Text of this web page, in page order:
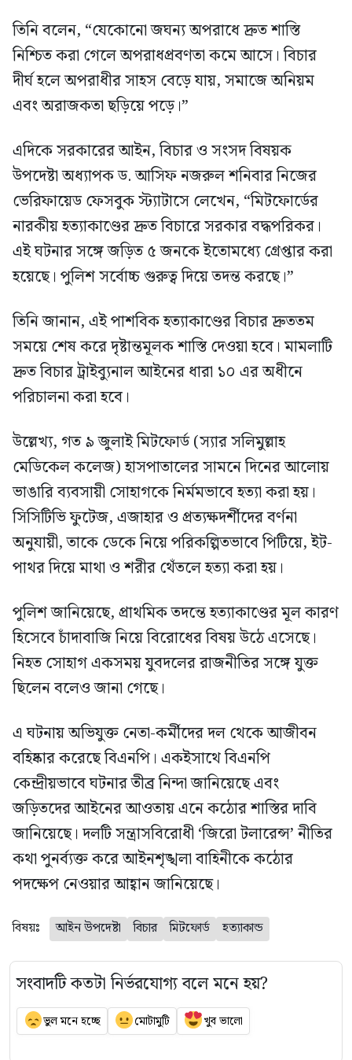
তিনি বলেন, “যেকোনো জঘন্য অপরাধে দ্রুত শাস্তি
নিশ্চিত করা গেলে অপরাধপ্রবণতা কমে আসে। বিচার
দীর্ঘ হলে অপরাধীর সাহস বেড়ে যায়, সমাজে অনিয়ম
এবং অরাজকতা ছড়িয়ে পড়ে।”
এদিকে সরকারের আইন, বিচার ও সংসদ বিষয়ক
উপদেষ্টা অধ্যাপক ড. আসিফ নজরুল শনিবার নিজের
ভেরিফায়েড ফেসবুক স্ট্যাটাসে লেখেন, “মিটফোর্ডের
নারকীয় হত্যাকাণ্ডের দ্রুত বিচারে সরকার বদ্ধপরিকর।
এই ঘটনার সঙ্গে জড়িত ৫ জনকে ইতোমধ্যে গ্রেপ্তার করা
হয়েছে। পুলিশ সর্বোচ্চ গুরুত্ব দিয়ে তদন্ত করছে।”
তিনি জানান, এই পাশবিক হত্যাকাণ্ডের বিচার দ্রুততম
সময়ে শেষ করে দৃষ্টান্তমূলক শাস্তি দেওয়া হবে। মামলাটি
দ্রুত বিচার ট্রাইব্যুনাল আইনের ধারা ১০ এর অধীনে
পরিচালনা করা হবে।
উল্লেখ্য, গত ৯ জুলাই মিটফোর্ড (স্যার সলিমুল্লাহ
মেডিকেল কলেজ) হাসপাতালের সামনে দিনের আলোয়
ভাঙারি ব্যবসায়ী সোহাগকে নির্মমভাবে হত্যা করা হয়।
সিসিটিভি ফুটেজ, এজাহার ও প্রত্যক্ষদর্শীদের বর্ণনা
অনুযায়ী, তাকে ডেকে নিয়ে পরিকল্পিতভাবে পিটিয়ে, ইট-
পাথর দিয়ে মাথা ও শরীর থেঁতলে হত্যা করা হয়।
পুলিশ জানিয়েছে, প্রাথমিক তদন্তে হত্যাকাণ্ডের মূল কারণ
হিসেবে চাঁদাবাজি নিয়ে বিরোধের বিষয় উঠে এসেছে।
নিহত সোহাগ একসময় যুবদলের রাজনীতির সঙ্গে যুক্ত
ছিলেন বলেও জানা গেছে।
এ ঘটনায় অভিযুক্ত নেতা-কর্মীদের দল থেকে আজীবন
বহিষ্কার করেছে বিএনপি। একইসাথে বিএনপি
কেন্দ্রীয়ভাবে ঘটনার তীব্র নিন্দা জানিয়েছে এবং
জড়িতদের আইনের আওতায় এনে কঠোর শাস্তির দাবি
জানিয়েছে। দলটি সন্ত্রাসবিরোধী ‘জিরো টলারেন্স’ নীতির
কথা পুনর্ব্যক্ত করে আইনশৃঙ্খলা বাহিনীকে কঠোর
পদক্ষেপ নেওয়ার আহ্বান জানিয়েছে।
বিষয়ঃ আইন উপদেষ্টা বিচার মিটফোর্ড হত্যাকান্ড
সংবাদটি কতটা নির্ভরযোগ্য বলে মনে হয়?
ভুল মনে হচ্ছে মোটামুটি খুব ভালো